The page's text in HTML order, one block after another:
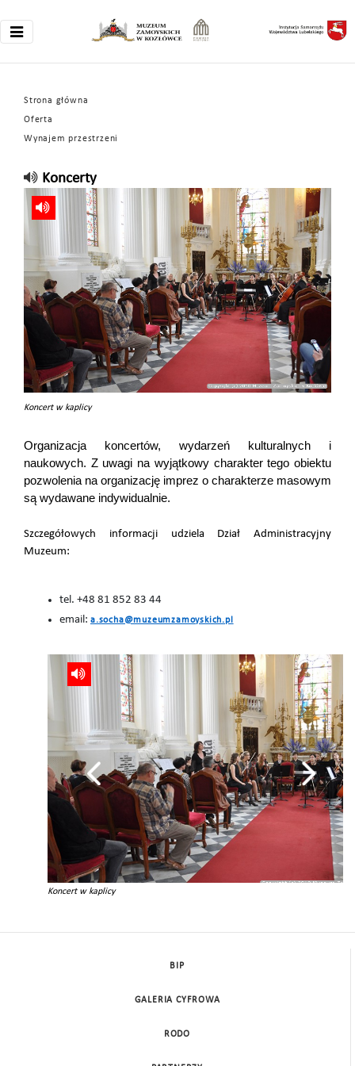
Strona główna
Oferta
Wynajem przestrzeni
Koncerty
Koncert w kaplicy
Organizacja koncertów, wydarzeń kulturalnych i
naukowych. Z uwagi na wyjątkowy charakter tego obiektu
pozwolenia na organizację imprez o charakterze masowym
są wydawane indywidualnie.
Szczegółowych informacji udziela Dział Administracyjny
Muzeum:
tel. +48 81 852 83 44
email: a.socha@muzeumzamoyskich.pl
Koncert w kaplicy
BIP
GALERIA CYFROWA
RODO